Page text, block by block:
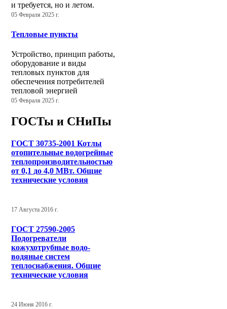
и требуется, но и летом.
05 Февраля 2025 г.
Тепловые пункты
Устройство, принцип работы,
оборудование и виды
тепловых пунктов для
обеспечения потребителей
тепловой энергией
05 Февраля 2025 г.
ГОСТы и СНиПы
ГОСТ 30735-2001 Котлы
отопительные водогрейные
теплопроизводительностью
от 0,1 до 4,0 МВт. Общие
технические условия
17 Августа 2016 г.
ГОСТ 27590-2005
Подогреватели
кожухотрубные водо-
водяные систем
теплоснабжения. Общие
технические условия
24 Июня 2016 г.